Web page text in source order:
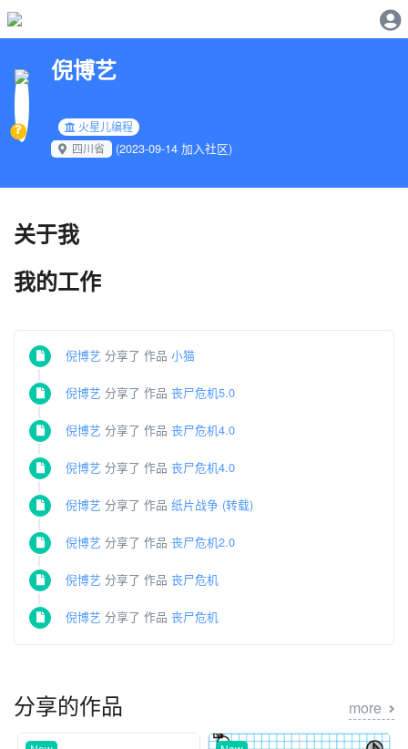
倪博艺
火星儿编程
四川省
(2023-09-14 加入社区)
关于我
我的工作
倪博艺 分享了 作品 小猫
倪博艺 分享了 作品 丧尸危机5.0
倪博艺 分享了 作品 丧尸危机4.0
倪博艺 分享了 作品 丧尸危机4.0
倪博艺 分享了 作品 纸片战争 (转载)
倪博艺 分享了 作品 丧尸危机2.0
倪博艺 分享了 作品 丧尸危机
倪博艺 分享了 作品 丧尸危机
分享的作品 more